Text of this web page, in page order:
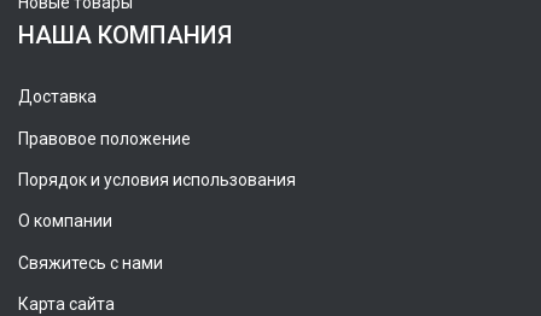
НАША КОМПАНИЯ
Доставка
Правовое положение
Порядок и условия использования
О компании
Свяжитесь с нами
Карта сайта